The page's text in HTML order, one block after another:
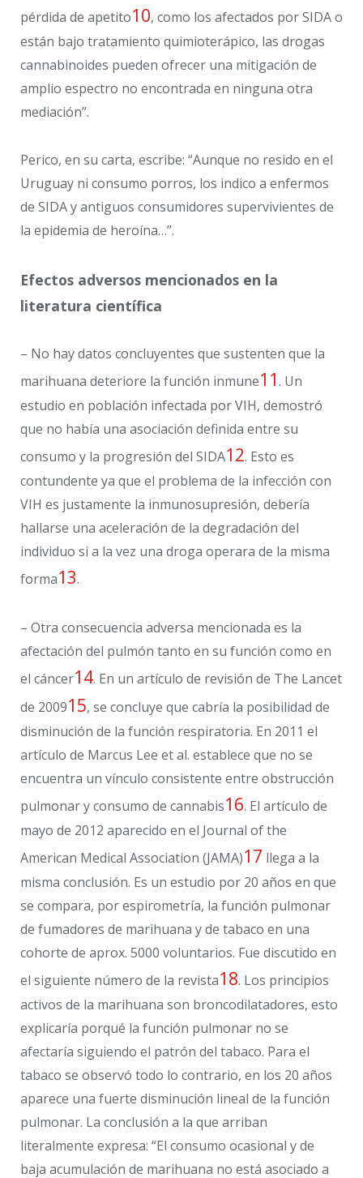
pérdida de apetito10, como los afectados por SIDA o
están bajo tratamiento quimioterápico, las drogas
cannabinoides pueden ofrecer una mitigación de
amplio espectro no encontrada en ninguna otra
mediación”.
Perico, en su carta, escribe: “Aunque no resido en el
Uruguay ni consumo porros, los indico a enfermos
de SIDA y antiguos consumidores supervivientes de
la epidemia de heroína…”.
Efectos adversos mencionados en la
literatura científica
– No hay datos concluyentes que sustenten que la
marihuana deteriore la función inmune11. Un
estudio en población infectada por VIH, demostró
que no había una asociación definida entre su
consumo y la progresión del SIDA12. Esto es
contundente ya que el problema de la infección con
VIH es justamente la inmunosupresión, debería
hallarse una aceleración de la degradación del
individuo si a la vez una droga operara de la misma
forma13.
– Otra consecuencia adversa mencionada es la
afectación del pulmón tanto en su función como en
el cáncer14. En un artículo de revisión de The Lancet
de 200915, se concluye que cabría la posibilidad de
disminución de la función respiratoria. En 2011 el
artículo de Marcus Lee et al. establece que no se
encuentra un vínculo consistente entre obstrucción
pulmonar y consumo de cannabis16. El artículo de
mayo de 2012 aparecido en el Journal of the
American Medical Association (JAMA)17 llega a la
misma conclusión. Es un estudio por 20 años en que
se compara, por espirometría, la función pulmonar
de fumadores de marihuana y de tabaco en una
cohorte de aprox. 5000 voluntarios. Fue discutido en
el siguiente número de la revista18. Los principios
activos de la marihuana son broncodilatadores, esto
explicaría porqué la función pulmonar no se
afectaría siguiendo el patrón del tabaco. Para el
tabaco se observó todo lo contrario, en los 20 años
aparece una fuerte disminución lineal de la función
pulmonar. La conclusión a la que arriban
literalmente expresa: “El consumo ocasional y de
baja acumulación de marihuana no está asociado a